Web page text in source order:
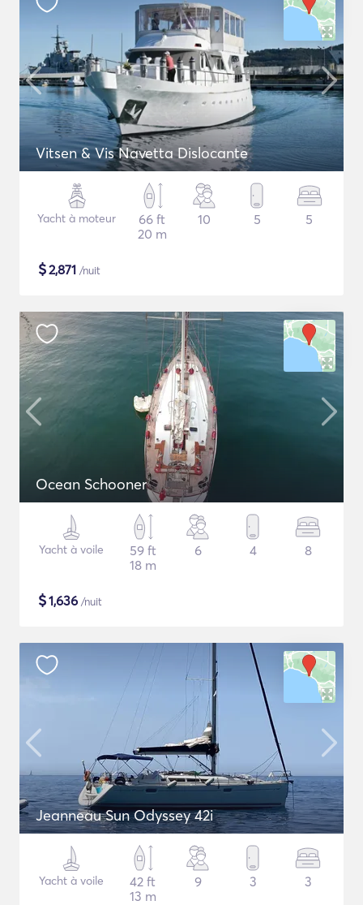
Vitsen & Vis Navetta Dislocante
Yacht à moteur
66 ft
20 m
10 5 5
$2,871 /nuit
Ocean Schooner
Yacht à voile
59 ft
18 m
6 4 8
$1,636 /nuit
Jeanneau Sun Odyssey 42i
Yacht à voile
42 ft
13 m
9 3 3